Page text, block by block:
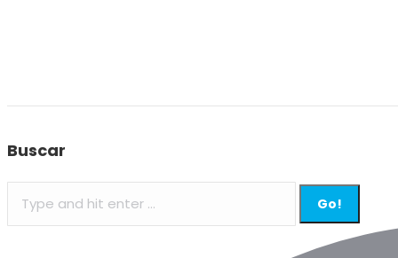
Buscar